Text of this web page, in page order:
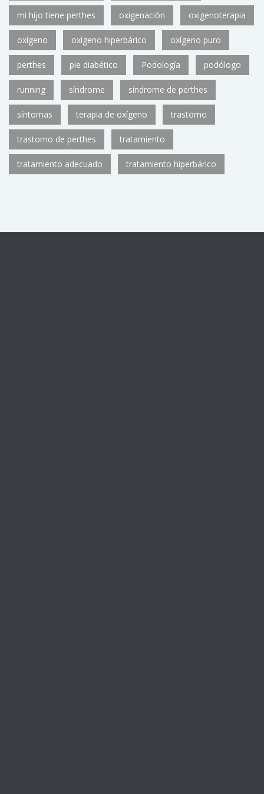
mi hijo tiene perthes oxigenación oxigenoterapia
oxígeno oxígeno hiperbárico oxígeno puro
perthes pie diabético Podología podólogo
running síndrome síndrome de perthes
síntomas terapia de oxígeno trastorno
trastorno de perthes tratamiento
tratamiento adecuado tratamiento hiperbárico